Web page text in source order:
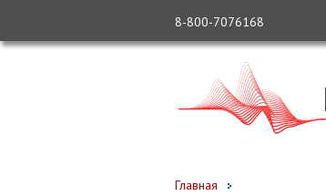
8-800-7076168
Главная